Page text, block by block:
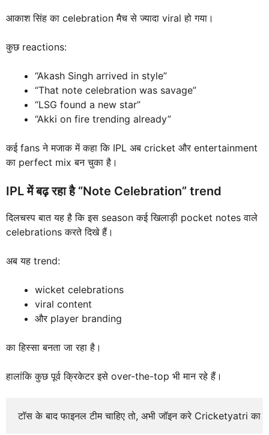
आकाश सिंह का celebration मैच से ज्यादा viral हो गया।
कुछ reactions:
“Akash Singh arrived in style”
“That note celebration was savage”
“LSG found a new star”
“Akki on fire trending already”
कई fans ने मजाक में कहा कि IPL अब cricket और entertainment
का perfect mix बन चुका है।
IPL में बढ़ रहा है “Note Celebration” trend
दिलचस्प बात यह है कि इस season कई खिलाड़ी pocket notes वाले
celebrations करते दिखे हैं।
अब यह trend:
wicket celebrations
viral content
और player branding
का हिस्सा बनता जा रहा है।
हालांकि कुछ पूर्व क्रिकेटर इसे over-the-top भी मान रहे हैं।
टॉस के बाद फाइनल टीम चाहिए तो, अभी जॉइन करे Cricketyatri